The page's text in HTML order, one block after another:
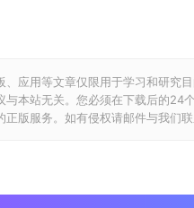
应用等文章仅限用于学习和研究
本站无关。您必须在下载后的24
正版服务。如有侵权请邮件与我们